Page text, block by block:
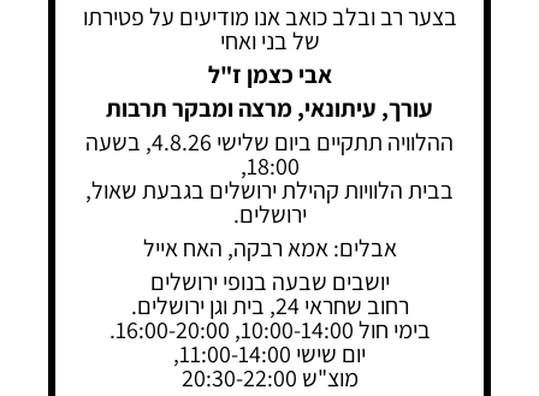
בצער רב ובלב כואב אנו מודיעים על פטירתו
של בני ואחי
אבי כצמן ז"ל
עורך, עיתונאי, מרצה ומבקר תרבות
ההלוויה תתקיים ביום שלישי 4.8.26, בשעה
18:00,
בבית הלוויות קהילת ירושלים בגבעת שאול,
ירושלים.
אבלים: אמא רבקה, האח אייל
יושבים שבעה בנופי ירושלים
רחוב שחראי 24, בית וגן ירושלים.
בימי חול 10:00-14:00, 16:00-20:00.
יום שישי 11:00-14:00,
מוצ"ש 20:30-22:00